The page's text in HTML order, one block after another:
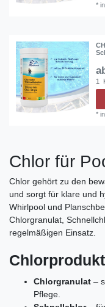
*
1
*
Chlor für
Chlor gehört zu den
und sorgt für klare und
Whirlpool und
Chlorgranulat,
regelmäßigen Einsatz.
Chlorgranulat –
Pflege.